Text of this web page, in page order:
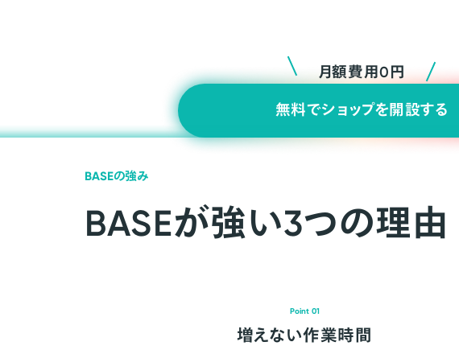
月額費用0円
無料でショップを開設する
BASEの強み
BASEが強い3つの理由
Point 01
増えない作業時間